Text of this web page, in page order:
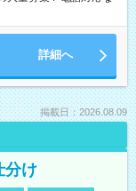
詳細へ
掲載日：2026.08.09
分け